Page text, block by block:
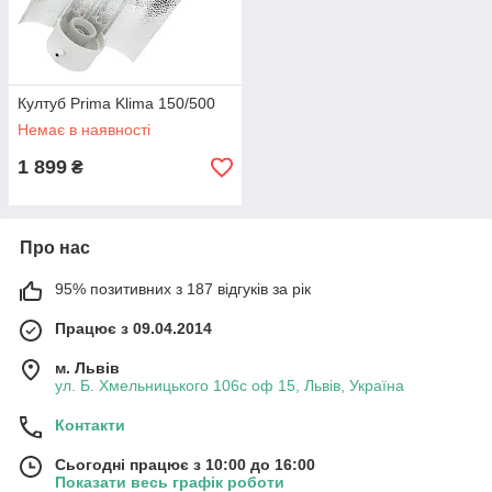
• скоротити відстань між джерелом світла і рослиною до
мінімуму;
• підвищити рівень і якість освітленості;
• з користю використати вільний простір.
При цьому, жодне з ваших рослин не постраждає від
простору в місцях вирощування рослин, пропонуємо сучасні
cooltube для ламп ДНаТ і МГЛ. Товар має європейську якість і
відрізняється підвищеною надійність. Придбання
охолоджувача ламп для рослин є вигідною інвестицією у ваш
бізнес.
відправка замовлення по всій території України відбувається
Замовляйте cooltube лампи для рослин недорого.
Култуб Prima Klima 150/500
Немає в наявності
1 899 ₴
Про нас
95% позитивних з 187 відгуків за рік
Працює з 09.04.2014
м. Львів
ул. Б. Хмельницького 106с оф 15, Львів, Україна
Контакти
Сьогодні працює з 10:00 до 16:00
Показати весь графік роботи